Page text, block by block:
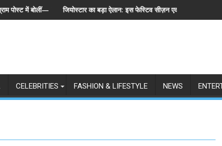
हमेशा"
का बड़ा ऐलान: इस फेस्टिव सीज़न एक साथ लॉन्च होंगे बिग बॉस के 6 संस्करण, पेश हुई
स्पेन ने अर्जेंटीना को
CELEBRITIES FASHION & LIFESTYLE NEWS